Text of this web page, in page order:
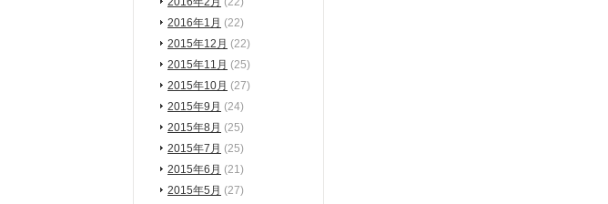
2016年1月 (22)
2015年12月 (22)
2015年11月 (25)
2015年10月 (27)
2015年9月 (24)
2015年8月 (25)
2015年7月 (25)
2015年6月 (21)
2015年5月 (27)